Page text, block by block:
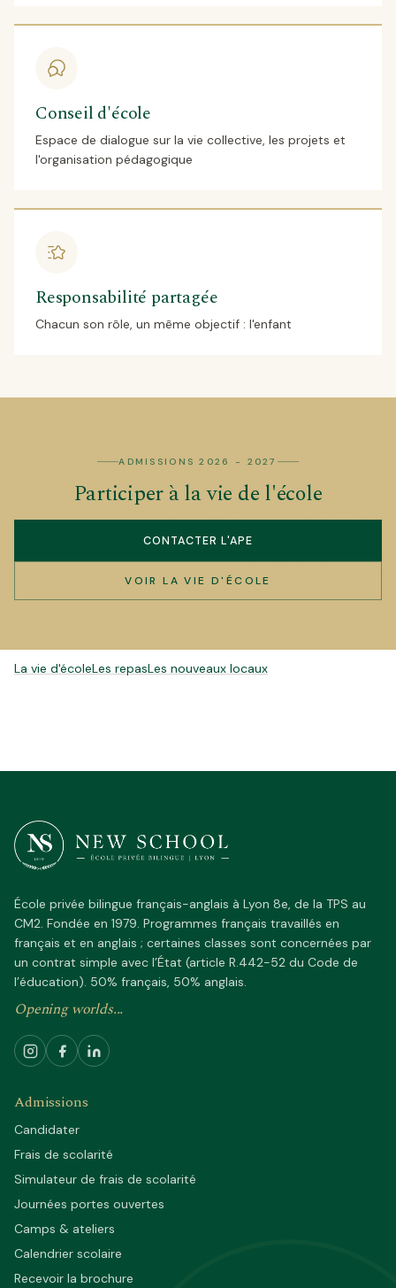
Conseil d'école
Espace de dialogue sur la vie collective, les projets et
l'organisation pédagogique
Responsabilité partagée
Chacun son rôle, un même objectif : l'enfant
ADMISSIONS 2026 - 2027
Participer à la vie de l'école
CONTACTER L'APE
VOIR LA VIE D'ÉCOLE
La vie d'écoleLes repasLes nouveaux locaux
École privée bilingue français-anglais à Lyon 8e, de la TPS au
CM2. Fondée en 1979. Programmes français travaillés en
français et en anglais ; certaines classes sont concernées par
un contrat simple avec l’État (article R.442-52 du Code de
l’éducation). 50% français, 50% anglais.
Opening worlds...
Admissions
Candidater
Frais de scolarité
Simulateur de frais de scolarité
Journées portes ouvertes
Camps & ateliers
Calendrier scolaire
Recevoir la brochure